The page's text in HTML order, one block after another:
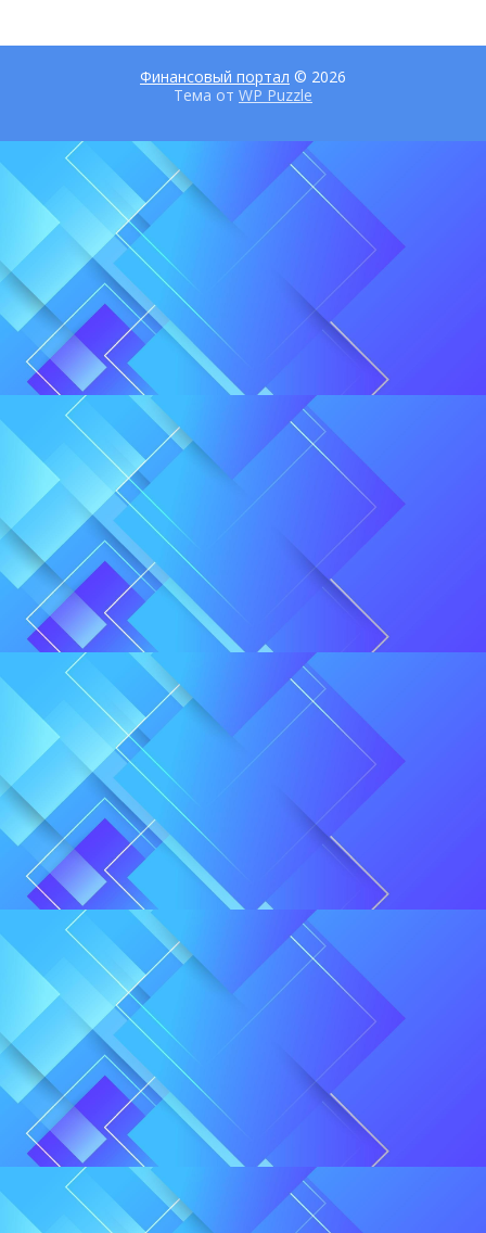
Финансовый портал © 2026
Тема от WP Puzzle